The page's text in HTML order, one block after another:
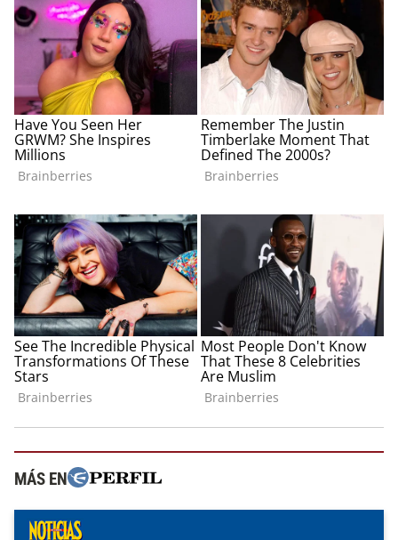
MÁS EN